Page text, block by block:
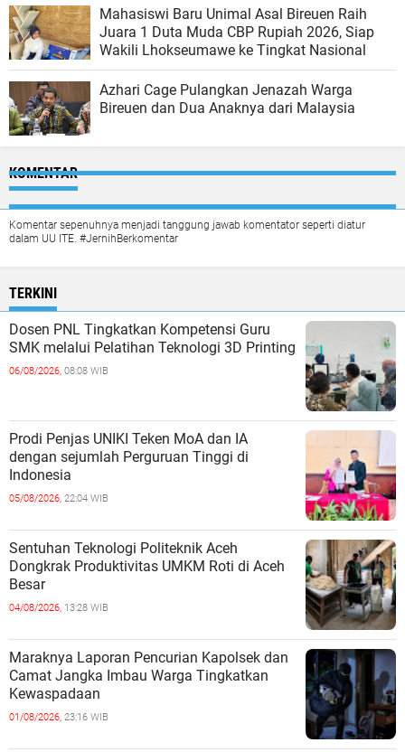
Mahasiswi Baru Unimal Asal Bireuen Raih
Juara 1 Duta Muda CBP Rupiah 2026, Siap
Wakili Lhokseumawe ke Tingkat Nasional
Azhari Cage Pulangkan Jenazah Warga
Bireuen dan Dua Anaknya dari Malaysia
KOMENTAR
Komentar sepenuhnya menjadi tanggung jawab komentator seperti diatur
dalam UU ITE. #JernihBerkomentar
TERKINI
Dosen PNL Tingkatkan Kompetensi Guru
SMK melalui Pelatihan Teknologi 3D Printing
06/08/2026, 08:08 WIB
Prodi Penjas UNIKI Teken MoA dan IA
dengan sejumlah Perguruan Tinggi di
Indonesia
05/08/2026, 22:04 WIB
Sentuhan Teknologi Politeknik Aceh
Dongkrak Produktivitas UMKM Roti di Aceh
Besar
04/08/2026, 13:28 WIB
Maraknya Laporan Pencurian Kapolsek dan
Camat Jangka Imbau Warga Tingkatkan
Kewaspadaan
01/08/2026, 23:16 WIB